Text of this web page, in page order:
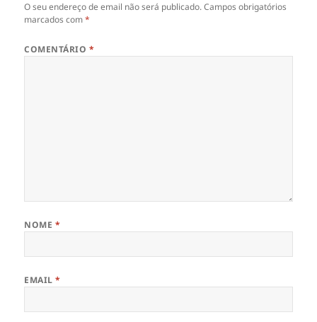
O seu endereço de email não será publicado. Campos obrigatórios
marcados com*
COMENTÁRIO *
NOME *
EMAIL*